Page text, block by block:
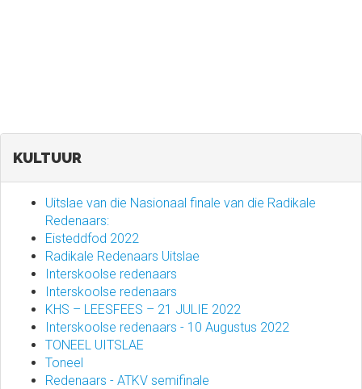
KULTUUR
Uitslae van die Nasionaal finale van die Radikale
Redenaars:
Eisteddfod 2022
Radikale Redenaars Uitslae
Interskoolse redenaars
Interskoolse redenaars
KHS – LEESFEES – 21 JULIE 2022
Interskoolse redenaars - 10 Augustus 2022
TONEEL UITSLAE
Toneel
Redenaars - ATKV semifinale